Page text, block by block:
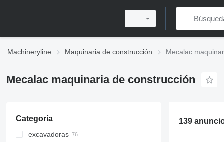
Machineryline Maquinaria de construcción Mecalac
Mecalac maquinaria de construcción
Categoría
excavadoras
139